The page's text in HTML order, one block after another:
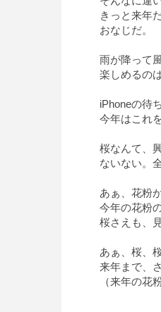
きっと来年
おなじだ。
雨が降って
楽しめるの
iPhoneの待
今年はこれ
桜なんて、
ないない。
あぁ、花粉
今年の花粉
桜さえも、
あぁ、桜、
来年まで、
（来年の花